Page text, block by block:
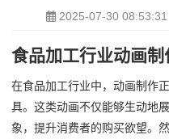
2025-07-30 08:53:31
食品加工行业动画
在食品加工行业中，动画制作
具。这类动画不仅能够生动地
象，提升消费者的购买欲望。